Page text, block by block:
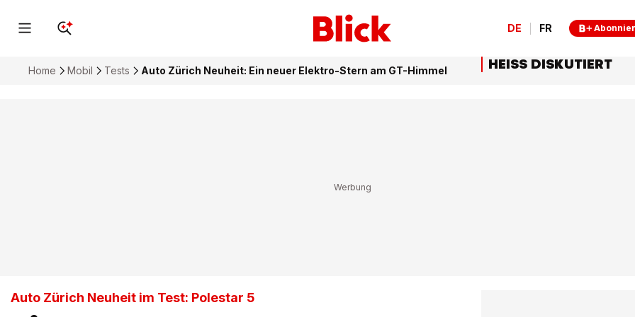
DE FR
Home Mobil Tests Auto Zürich Neuheit: Ein neuer Elektro-Stern am GT-Himmel
Auto Zürich Neuheit im Test: Polestar 5
HEISS DISKUTIERT